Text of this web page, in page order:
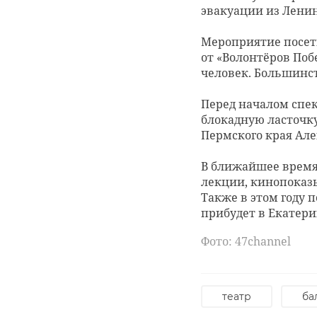
эвакуации из
Мероприятие
от «Волонтёров
человек.
Перед началом
блокадную
Пермского края
В ближайшее время
лекции,
Также в этом году
прибудет в
Фото: 47channel
театр
брендированным
От 47-ого региона
14 уже
участвуют 27
региона.
Программу
бизнес».
Срок приема
оставить заявку
Подписывайтесь
В воскресенье, 28
«Дорога жизни»,
от фашистской
Как рассказал
тысячи человек.
старшему из них —
На выбор
А так же можно
скандинавской
блокаде